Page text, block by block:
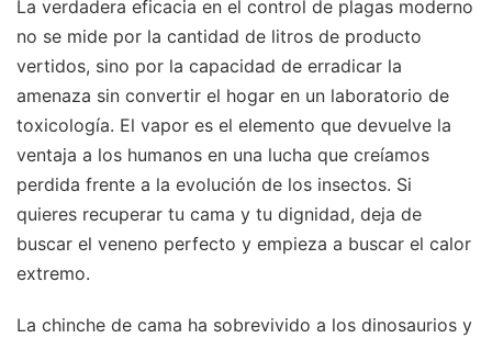
La verdadera eficacia en el control de plagas moderno
no se mide por la cantidad de litros de producto
vertidos, sino por la capacidad de erradicar la
amenaza sin convertir el hogar en un laboratorio de
toxicología. El vapor es el elemento que devuelve la
ventaja a los humanos en una lucha que creíamos
perdida frente a la evolución de los insectos. Si
quieres recuperar tu cama y tu dignidad, deja de
buscar el veneno perfecto y empieza a buscar el calor
extremo.
La chinche de cama ha sobrevivido a los dinosaurios y